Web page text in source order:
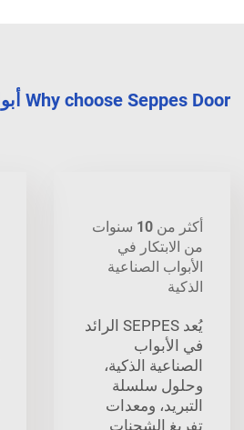
Why choose Seppes Door أبواب التتبع السريع?
أكثر من 10 سنوات
من الابتكار في
الأبواب الصناعية
الذكية
يُعد SEPPES الرائد
في الأبواب
الصناعية الذكية،
وحلول سلسلة
التبريد، ومعدات
تفريغ الشحنات